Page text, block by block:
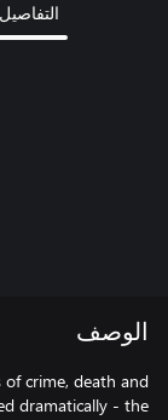
التفاصيل
الوصف
crime, death and
dramatically - the